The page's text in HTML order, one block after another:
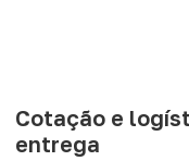
Cotação e
entrega